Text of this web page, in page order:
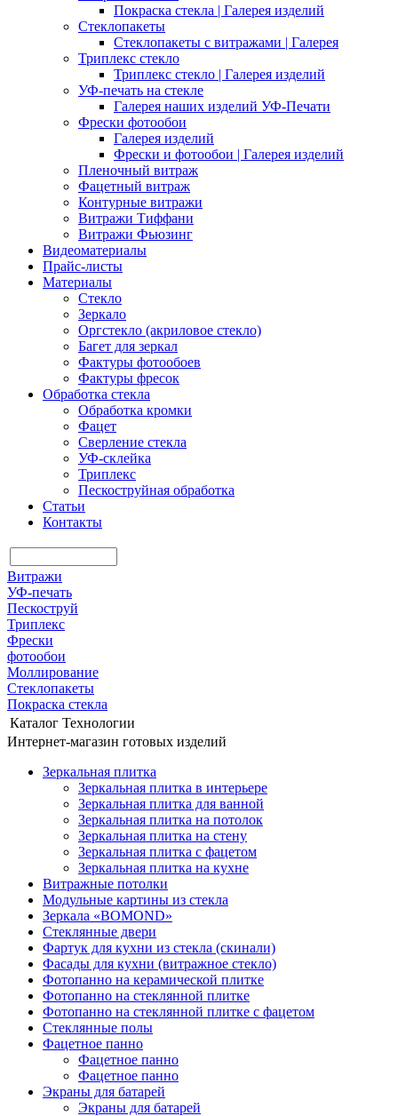
Покраска стекла | Галерея изделий
Стеклопакеты
Стеклопакеты с витражами | Галерея
Триплекс стекло
Триплекс стекло | Галерея изделий
УФ-печать на стекле
Галерея наших изделий УФ-Печати
Фрески фотообои
Галерея изделий
Фрески и фотообои | Галерея изделий
Пленочный витраж
Фацетный витраж
Контурные витражи
Витражи Тиффани
Витражи Фьюзинг
Видеоматериалы
Прайс-листы
Материалы
Стекло
Зеркало
Оргстекло (акриловое стекло)
Багет для зеркал
Фактуры фотообоев
Фактуры фресок
Обработка стекла
Обработка кромки
Фацет
Сверление стекла
УФ-склейка
Триплекс
Пескоструйная обработка
Статьи
Контакты
Витражи
УФ-печать
Пескоструй
Триплекс
Фрески
фотообои
Моллирование
Стеклопакеты
Покраска стекла
Каталог Технологии
Интернет-магазин готовых изделий
Зеркальная плитка
Зеркальная плитка в интерьере
Зеркальная плитка для ванной
Зеркальная плитка на потолок
Зеркальная плитка на стену
Зеркальная плитка с фацетом
Зеркальная плитка на кухне
Витражные потолки
Модульные картины из стекла
Зеркала «BOMOND»
Стеклянные двери
Фартук для кухни из стекла (скинали)
Фасады для кухни (витражное стекло)
Фотопанно на керамической плитке
Фотопанно на стеклянной плитке
Фотопанно на стеклянной плитке с фацетом
Стеклянные полы
Фацетное панно
Фацетное панно
Фацетное панно
Экраны для батарей
Экраны для батарей